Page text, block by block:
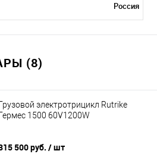
Россия
(8)
Грузовой электротрицикл Rutrike
Гермес 1500 60V1200W
500 руб. / шт